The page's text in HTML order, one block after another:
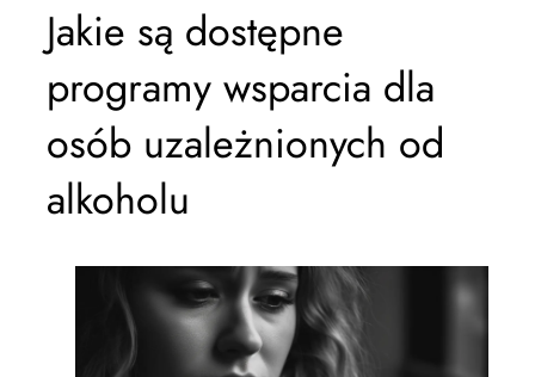
Jakie są dostępne
programy wsparcia dla
osób uzależnionych od
alkoholu